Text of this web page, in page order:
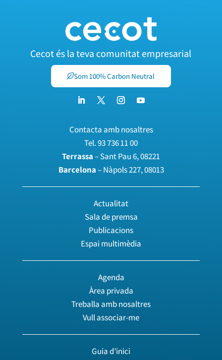
Cecot és la teva comunitat empresarial
Som 100% Carbon Neutral
Contacta amb nosaltres
Tel.93 736 11 00
Terrassa– Sant Pau 6, 08221
Barcelona– Nàpols 227, 08013
Actualitat
Sala de premsa
Publicacions
Espai multimèdia
Agenda
Àrea privada
Treballa amb nosaltres
Vull associar-me
Guia d’inici